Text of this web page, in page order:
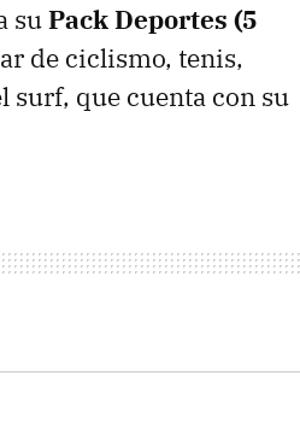
suPack Deportes (5
de ciclismo, tenis,
surf, que cuenta con su